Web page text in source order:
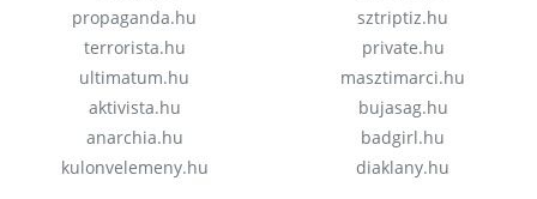
propaganda.hu
terrorista.hu
ultimatum.hu
aktivista.hu
anarchia.hu
kulonvelemeny.hu
sztriptiz.hu
private.hu
masztimarci.hu
bujasag.hu
badgirl.hu
diaklany.hu